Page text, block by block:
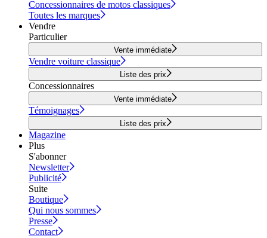
Concessionnaires de motos classiques
Toutes les marques
Vendre
Particulier
Vente immédiate
Vendre voiture classique
Liste des prix
Concessionnaires
Vente immédiate
Témoignages
Liste des prix
Magazine
Plus
S'abonner
Newsletter
Publicité
Suite
Boutique
Qui nous sommes
Presse
Contact